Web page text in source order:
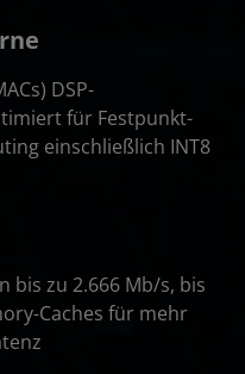
DSP-
für Festpunkt-
einschließlich INT8
bis zu 2.666 Mb/s, bis
Caches für mehr